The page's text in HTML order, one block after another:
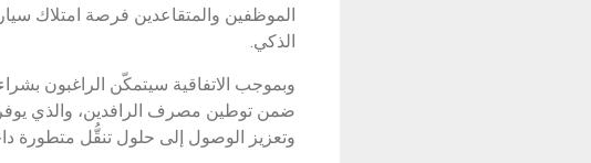
الذكي.
ضمن توطين مصرف الرافدين، والذي
وتعزيز الوصول إلى حلول تنقُّل متطورة